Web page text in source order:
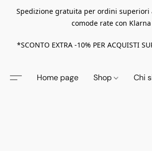
Spedizione gratuita per ordini superiori
comode rate con Klarna
*SCONTO EXTRA -10% PER ACQUISTI
Home page Shop Chi